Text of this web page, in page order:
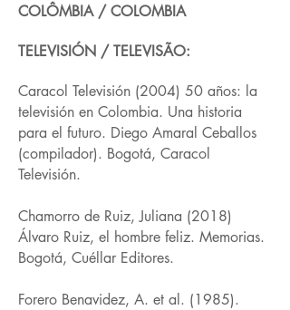
COLÔMBIA / COLOMBIA
TELEVISIÓN / TELEVISÃO:
Caracol Televisión (2004) 50 años: la
televisión en Colombia. Una historia
para el futuro. Diego Amaral Ceballos
(compilador). Bogotá, Caracol
Televisión.
Chamorro de Ruiz, Juliana (2018)
Álvaro Ruiz, el hombre feliz. Memorias.
Bogotá, Cuéllar Editores.
Forero Benavidez, A. et al. (1985).